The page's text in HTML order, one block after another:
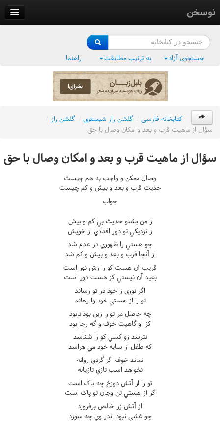
نوسخن
فرهنگ واژگان
جستجوی آزاد به ترتیب مطابقت راهنما
کتابخانه فارسی / گلشن راز شبستري / گلشن راز /
سؤال از ماهيت قرب و بعد و امکان وصال با حق
سؤال از ماهيت قرب و بعد و امکان وصال با حق
وصال ممکن و واجب به هم چيست
حديث قرب و بعد و بيش و کم چيست
جواب
ز من بشنو حديث بي کم و بيش
ز نزديکي تو دور افتادي از خويش
چو هستي را ظهوري در عدم شد
از آنجا قرب و بعد و بيش و کم شد
قريب آن هست کو را رش نور است
بعيد آن نيستي کز هست دور است
اگر نوري ز خود در تو رساند
تو را از هستي خود وا رهاند
چه حاصل مر تو را زين بود نابود
کز او گاهيت خوف و گه رجا بود
نترسد زو کسي کو را شناسد
که طفل از سايه خود مي هراسد
نماند خوف اگر گردي روانه
نخواهد اسب تازي تازيانه
تو را از آتش دوزخ چه باک است
گر از هستي تن وجان تو پاک است
از آتش زر خالص برفروزد
چو غشي نبود اندر وي چه سوزد